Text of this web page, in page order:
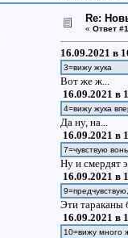
Re:
« Ответ
16.09.2021 в
3=вижу жука
Вот же ж...
16.09.2021 в
4=вижу жука
Да ну, на...
16.09.2021 в
7=чувствую
Ну и смердят
16.09.2021 в
Эти тараканы
16.09.2021 в
10=вижу много